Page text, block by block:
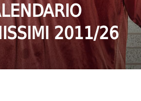
2011/26